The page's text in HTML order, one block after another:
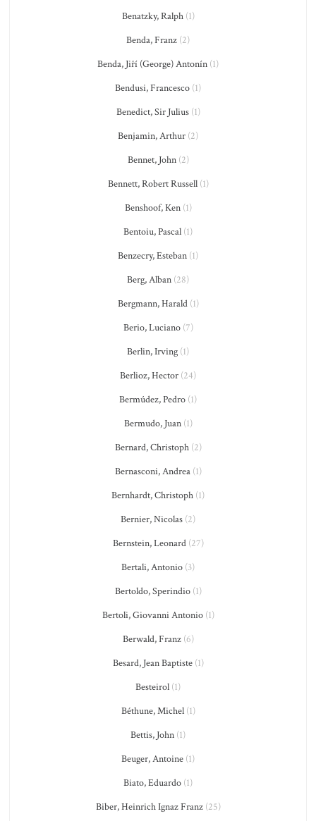
Benatzky, Ralph(1)
Benda, Franz (2)
Benda, Jiří (George) Antonín (1)
Bendusi, Francesco (1)
Benedict, Sir Julius(1)
Benjamin, Arthur (2)
Bennet, John(2)
Bennett, Robert Russell(1)
Benshoof, Ken(1)
Bentoiu, Pascal (1)
Benzecry, Esteban (1)
Berg, Alban (28)
Bergmann, Harald(1)
Berio, Luciano(7)
Berlin, Irving (1)
Berlioz, Hector (24)
Bermúdez, Pedro (1)
Bermudo, Juan(1)
Bernard, Christoph(2)
Bernasconi, Andrea(1)
Bernhardt, Christoph (1)
Bernier, Nicolas (2)
Bernstein, Leonard(27)
Bertali, Antonio (3)
Bertoldo, Sperindio(1)
Bertoli, Giovanni Antonio(1)
Berwald, Franz(6)
Besard, Jean Baptiste(1)
Besteirol (1)
Béthune, Michel(1)
Bettis, John (1)
Beuger, Antoine (1)
Biato, Eduardo (1)
Biber, Heinrich Ignaz Franz(25)